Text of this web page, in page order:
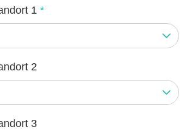
1 *
2
3